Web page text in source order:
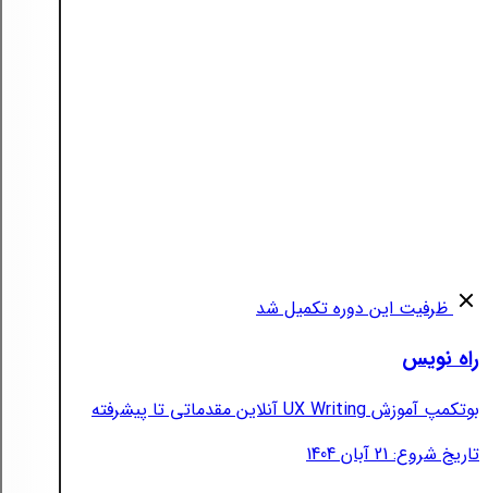
ظرفیت این دوره تکمیل شد
راه نویس
بوتکمپ آموزش UX Writing آنلاین مقدماتی تا پیشرفته
تاریخ شروع: 21 آبان 1404